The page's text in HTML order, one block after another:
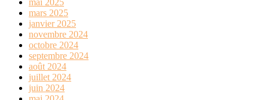
mai 2025
mars 2025
janvier 2025
novembre 2024
octobre 2024
septembre 2024
août 2024
juillet 2024
juin 2024